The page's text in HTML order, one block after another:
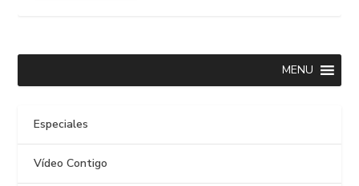
MENU
Especiales
Vídeo Contigo